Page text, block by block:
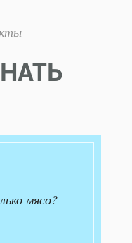
мясо?